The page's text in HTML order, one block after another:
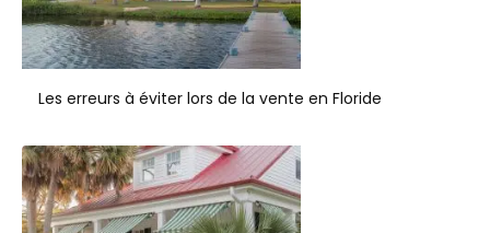
Les erreurs à éviter lors de la vente en Floride